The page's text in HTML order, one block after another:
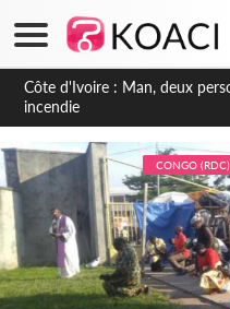
Côte d'Ivoire : Séileu, la
transformée en vaste
dépigmentants dangereux
CONGO (RDC)